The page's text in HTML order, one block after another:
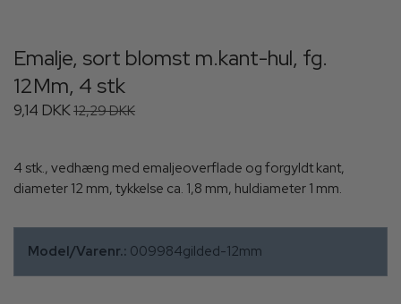
Emalje, sort blomst m.kant-hul, fg.
12Mm, 4 stk
9,14 DKK12,29 DKK
4 stk., vedhæng med emaljeoverflade og forgyldt kant,
diameter 12 mm, tykkelse ca. 1,8 mm, huldiameter 1 mm.
Model/Varenr.: 009984gilded-12mm